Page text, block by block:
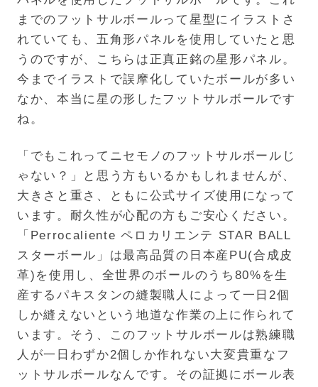
までのフットサルボールって星型にイラストさ
れていても、五角形パネルを使用していたと思
うのですが、こちらは正真正銘の星形パネル。
今までイラストで誤摩化していたボールが多い
なか、本当に星の形したフットサルボールです
ね。
「でもこれってニセモノのフットサルボールじ
ゃない？」と思う方もいるかもしれませんが、
大きさと重さ、ともに公式サイズ使用になって
います。耐久性が心配の方もご安心ください。
「Perrocaliente ペロカリエンテ STAR BALL
スターボール」は最高品質の日本産PU(合成皮
革)を使用し、全世界のボールのうち80%を生
産するパキスタンの縫製職人によって一日2個
しか縫えないという地道な作業の上に作られて
います。そう、このフットサルボールは熟練職
人が一日わずか2個しか作れない大変貴重なフ
ットサルボールなんです。その証拠にボール表